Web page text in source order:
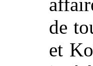
de
et